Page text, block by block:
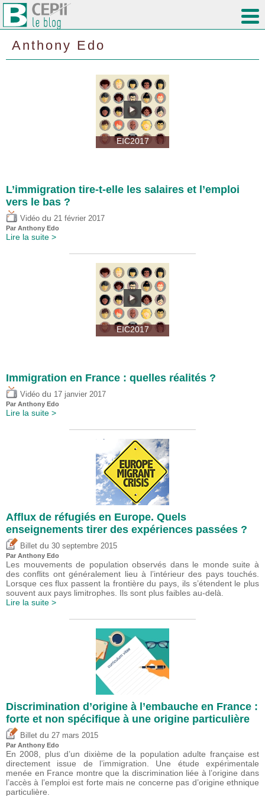
Anthony Edo
EIC2017
L’immigration tire-t-elle les salaires et l’emploi
vers le bas ?
Vidéo du 21 février 2017
Par Anthony Edo
Lire la suite >
EIC2017
Immigration en France : quelles réalités ?
Vidéo du 17 janvier 2017
Par Anthony Edo
Lire la suite >
Afflux de réfugiés en Europe. Quels
enseignements tirer des expériences passées ?
Billet du 30 septembre 2015
Par Anthony Edo
Les mouvements de population observés dans le monde suite à
des conflits ont généralement lieu à l’intérieur des pays touchés.
Lorsque ces flux passent la frontière du pays, ils s’étendent le plus
souvent aux pays limitrophes. Ils sont plus faibles au-delà.
Lire la suite >
Discrimination d’origine à l’embauche en France :
forte et non spécifique à une origine particulière
Billet du 27 mars 2015
Par Anthony Edo
En 2008, plus d’un dixième de la population adulte française est
directement issue de l’immigration. Une étude expérimentale
menée en France montre que la discrimination liée à l’origine dans
l’accès à l’emploi est forte mais ne concerne pas d’origine ethnique
particulière.